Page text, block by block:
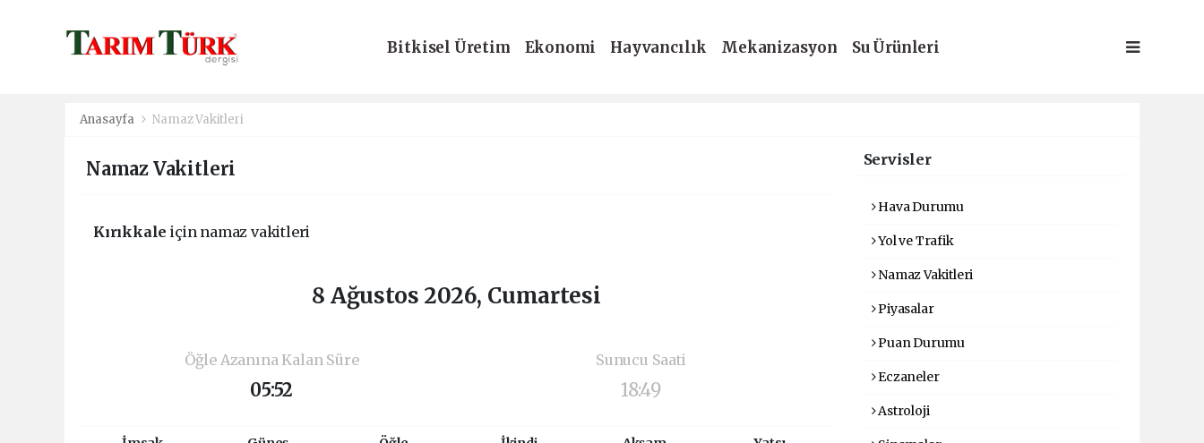
Bitkisel Üretim Ekonomi Hayvancılık Mekanizasyon
Su Ürünleri
Anasayfa Namaz Vakitleri
Namaz Vakitleri
Kırıkkale için namaz vakitleri
8 Ağustos 2026, Cumartesi
Öğle Azanına Kalan Süre
05:52
Sunucu Saati
18:49
Servisler
Hava Durumu
Yol ve Trafik
Namaz Vakitleri
Piyasalar
Puan Durumu
Eczaneler
Astroloji